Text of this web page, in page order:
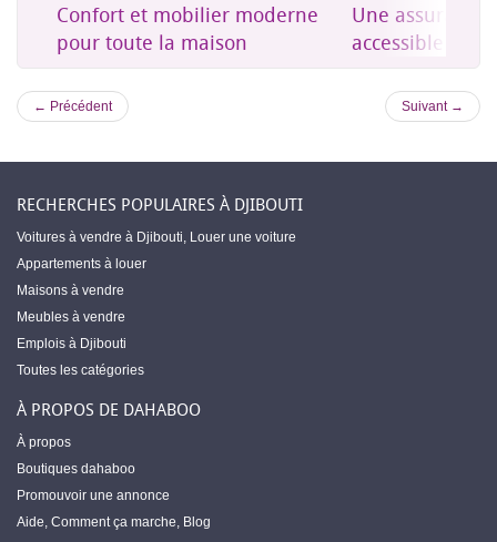
Confort et mobilier moderne
pour toute la maison
Une
accessible à
← Précédent Suivant →
RECHERCHES POPULAIRES À DJIBOUTI
Voitures à vendre à Djibouti, Louer une voiture
Appartements à louer
Maisons à vendre
Meubles à vendre
Emplois à Djibouti
Toutes les catégories
À PROPOS DE DAHABOO
À propos
Boutiques dahaboo
Promouvoir une annonce
Aide, Comment ça marche, Blog